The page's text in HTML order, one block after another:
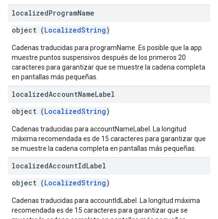
localizedProgramName
object (LocalizedString)
Cadenas traducidas para programName. Es posible que la app
muestre puntos suspensivos después de los primeros 20
caracteres para garantizar que se muestre la cadena completa
en pantallas más pequeñas.
localizedAccountNameLabel
object (LocalizedString)
Cadenas traducidas para accountNameLabel. La longitud
máxima recomendada es de 15 caracteres para garantizar que
se muestre la cadena completa en pantallas más pequeñas.
localizedAccountIdLabel
object (LocalizedString)
Cadenas traducidas para accountIdLabel. La longitud máxima
recomendada es de 15 caracteres para garantizar que se